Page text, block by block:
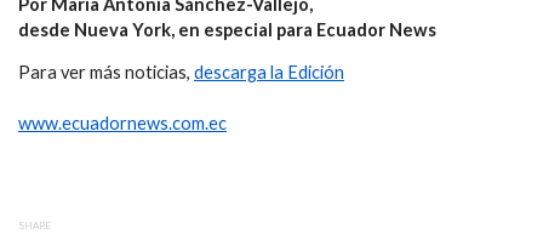
desde Nueva York, en especial para Ecuador News
Para ver más noticias, descarga la Edición
www.ecuadornews.com.ec
SHARE